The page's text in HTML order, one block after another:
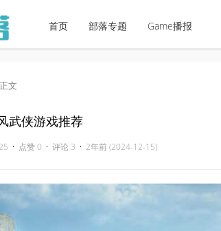
首页 部落专题 Game播报
正文
武侠游戏推荐
· 点赞 0 · 评论 3 · 2年前 (2024-12-15)